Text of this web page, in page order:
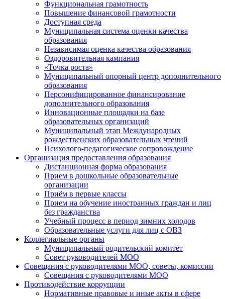
Функциональная грамотность
Повышение финансовой грамотности
Доступная среда
Муниципальная система оценки качества
образования
Независимая оценка качества образования
Оздоровительная кампания
«Точка роста»
Муниципальный опорный центр дополнительного
образования
Персонифицированное финансирование
дополнительного образования
Инновационные площадки на базе
образовательных организаций
Муниципальный этап Международных
рождественских образовательных чтений
Психолого-педагогическое сопровождение
Организация предоставления образования
Дистанционная форма образования
Прием в дошкольные образовательные
организации
Приём в первые классы
Прием на обучение иностранных граждан и лиц
без гражданства
Учебный процесс в период зимних холодов
Образовательные услуги для лиц с ОВЗ
Коллегиальные органы
Муниципальный родительский комитет
Совет руководителей МОО
Совещания с руководителями МОО, советы, комиссии
Совещания с руководителями МОО
Противодействие коррупции
Нормативные правовые и иные акты в сфере